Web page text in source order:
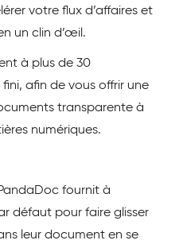
votre flux d’affaires et
un clin d’œil.
à plus de 30
afin de vous offrir une
transparente à
numériques.
fournit à
défaut pour faire glisser
leur document en se